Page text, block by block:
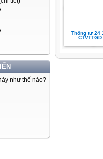
như thế nào?
Thông tư 24